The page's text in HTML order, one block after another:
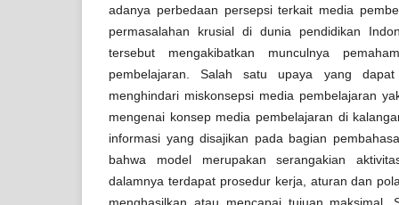
adanya perbedaan persepsi terkait media
permasalahan krusial di dunia pendidikan
tersebut mengakibatkan munculnya
pembelajaran. Salah satu upaya yang
menghindari miskonsepsi media pembelajaran
mengenai konsep media pembelajaran di
informasi yang disajikan pada bagian
bahwa model merupakan serangakian
dalamnya terdapat prosedur kerja, aturan dan